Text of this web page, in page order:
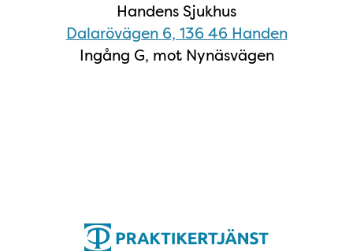
Handens Sjukhus
Dalarövägen 6, 136 46 Handen
Ingång G, mot Nynäsvägen